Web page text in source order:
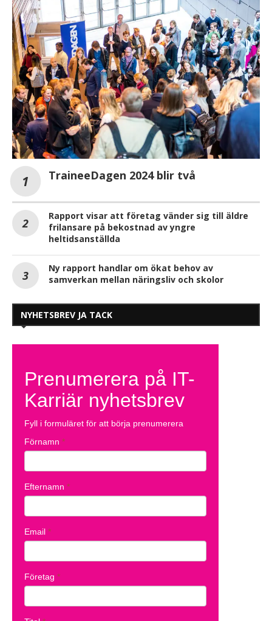
TraineeDagen 2024 blir två
Rapport visar att företag vänder sig till äldre
frilansare på bekostnad av yngre
heltidsanställda
Ny rapport handlar om ökat behov av
samverkan mellan näringsliv och skolor
NYHETSBREV JA TACK